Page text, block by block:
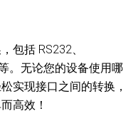
包括 RS232、
。无论您的设备使用哪
实现接口之间的转换，
高效！